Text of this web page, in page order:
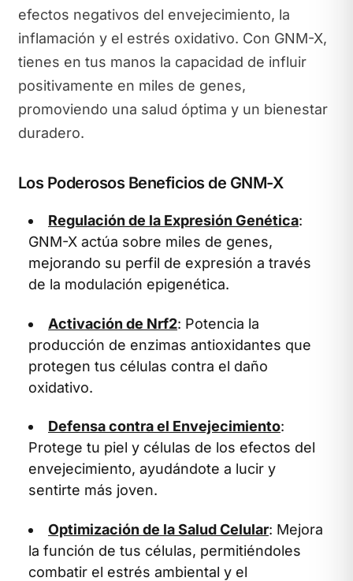
efectos negativos del envejecimiento, la
inflamación y el estrés oxidativo. Con GNM-X,
tienes en tus manos la capacidad de influir
positivamente en miles de genes,
promoviendo una salud óptima y un bienestar
duradero.
Los Poderosos Beneficios de GNM-X
Regulación de la Expresión Genética:
GNM-X actúa sobre miles de genes,
mejorando su perfil de expresión a través
de la modulación epigenética.
Activación de Nrf2: Potencia la
producción de enzimas antioxidantes que
protegen tus células contra el daño
oxidativo.
Defensa contra el Envejecimiento:
Protege tu piel y células de los efectos del
envejecimiento, ayudándote a lucir y
sentirte más joven.
Optimización de la Salud Celular: Mejora
la función de tus células, permitiéndoles
combatir el estrés ambiental y el